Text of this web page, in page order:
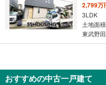
2,799万
3LDK
土地面
東武野
春日部
おすすめの中古一戸建て